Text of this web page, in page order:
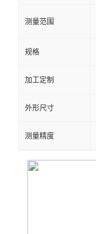
测量范围
规格
加工定制
外形尺寸
测量精度